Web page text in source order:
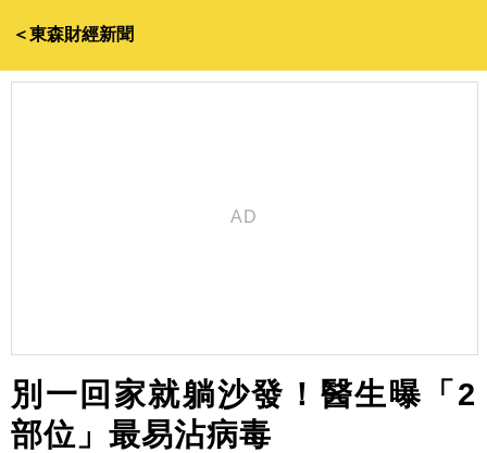
＜東森財經新聞
別一回家就躺沙發！醫生曝「2
部位」最易沾病毒